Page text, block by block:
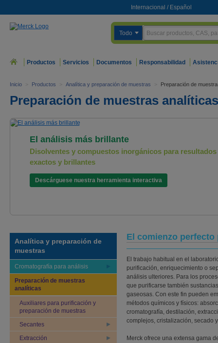
Internacional / Español
Todo
Productos Servicios Documentos Responsabilidad
Inicio > Productos > Analítica y preparación de muestras > Preparación de
Preparación de muestras analíticas
El análisis más brillante
Disolventes y compuestos inorgánicos para resultados
exactos y brillantes
Descárguese nuestra herramienta interactiva
Analítica y preparación de
muestras
Cromatografía para análisis
Preparación de muestras
analíticas
Auxiliares para purificación y
preparación de muestras
Secantes
Extracción
El comienzo
El trabajo habitual en el
purificación, enriquecimiento o
análisis ulteriores. Para los
que purificarse también
gaseosas. Con este fin pueden
métodos químicos y físicos:
cromatografía, destilación,
complejos, cristalización, secado
Merck ofrece una extensa gama